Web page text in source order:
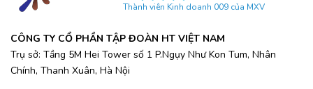
Thành viên Kinh doanh 009 của MXV
CÔNG TY CỔ PHẦN TẬP ĐOÀN HT VIỆT NAM
Trụ sở: Tầng 5M Hei Tower số 1 P.Ngụy Như Kon Tum, Nhân
Chính, Thanh Xuân, Hà Nội